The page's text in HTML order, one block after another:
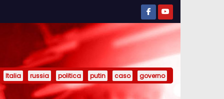
Italia russia politica putin caso governo